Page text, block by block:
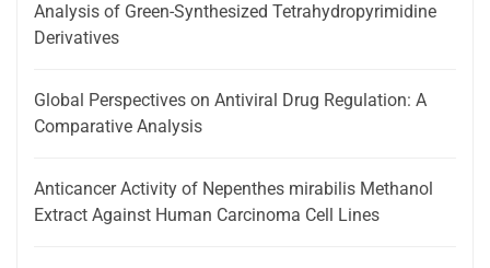
Analysis of Green-Synthesized Tetrahydropyrimidine
Derivatives
Global Perspectives on Antiviral Drug Regulation: A
Comparative Analysis
Anticancer Activity of Nepenthes mirabilis Methanol
Extract Against Human Carcinoma Cell Lines